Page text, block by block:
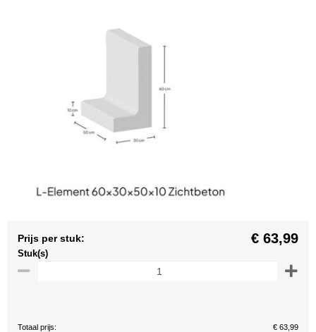
Prijs per stuk: € 63,99
Stuk(s)
Totaal prijs:
€ 63,99